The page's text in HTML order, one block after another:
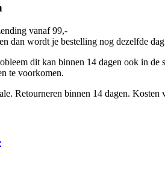
vanaf 99,-
dan wordt je bestelling nog dezelfde
dit kan binnen 14 dagen ook in
te voorkomen.
Retourneren binnen 14 dagen.